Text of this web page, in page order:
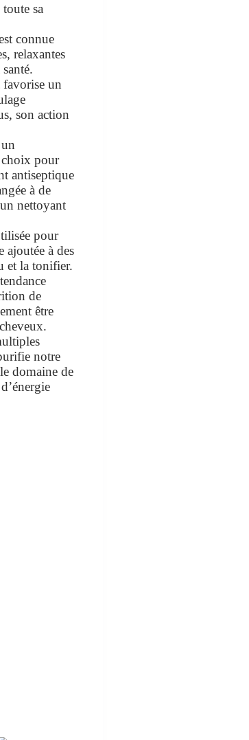
sa
connue
relaxantes
favorise un
son action
choix pour
antiseptique
à de
nettoyant
pour
ajoutée à des
et la tonifier.
de
être
notre
domaine de